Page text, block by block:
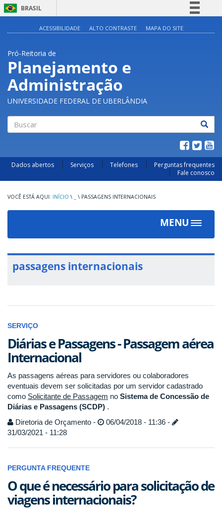
BRASIL
Acesso à informação
ACESSIBILIDADE ALTO CONTRASTE MAPA DO SITE
Pró-Reitoria de
Planejamento e
Administração
UNIVERSIDADE FEDERAL DE UBERLÂNDIA
Dados abertos Serviços Telefones
Perguntas frequentes
Fale conosco
INÍCIO \ \ PASSAGENS INTERNACIONAIS
MENU
Toggle
passagens internacionais
SERVIÇO
Diárias e Passagens - Passagem aérea
Internacional
As passagens aéreas para servidores ou colaboradores
eventuais devem ser solicitadas por um servidor cadastrado
como Solicitante de Passagem no Sistema de Concessão de
Diárias e Passagens (SCDP) .
Diretoria de Orçamento -
06/04/2018 - 11:36 -
31/03/2021 - 11:28
PERGUNTA FREQUENTE
O que é necessário para solicitação de
viagens internacionais?